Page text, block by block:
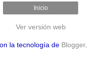
Inicio
Ver versión web
la tecnología de Blogger.